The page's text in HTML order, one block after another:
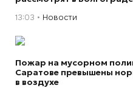
13:03 Новости
Пожар на мусорном
Саратове превышены
в воздухе